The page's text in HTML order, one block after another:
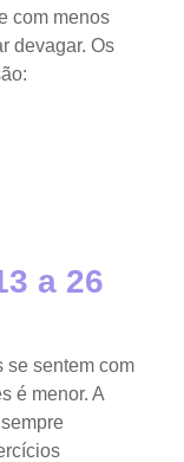
com menos
devagar. Os
a 26
se sentem com
é menor. A